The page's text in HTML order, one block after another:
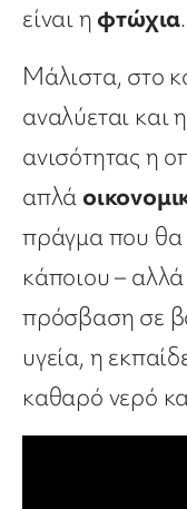
είναι η φτώχια.
Μάλιστα, στο
αναλύεται και
ανισότητας η
απλά
πράγμα που θα
κάποιου –
πρόσβαση σε
υγεία, η
καθαρό νερό